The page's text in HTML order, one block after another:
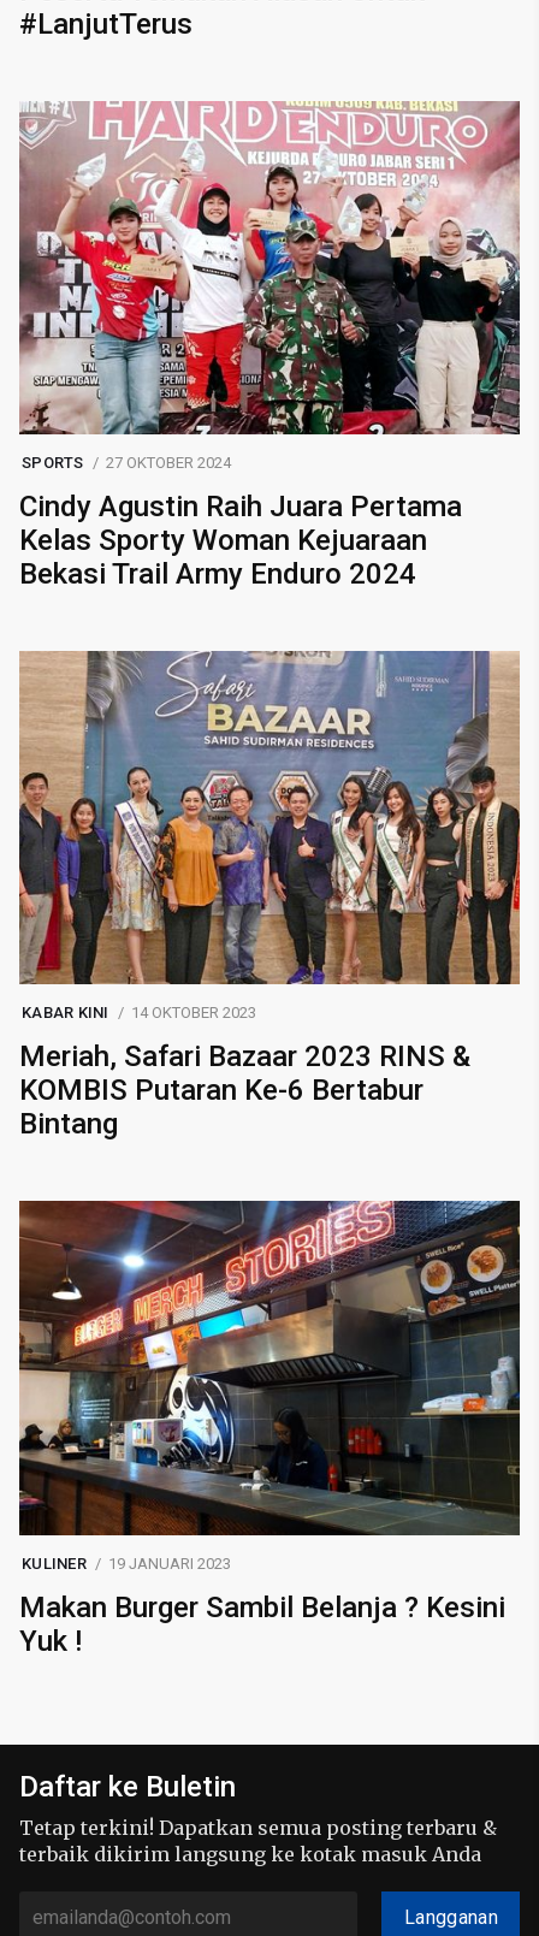
#LanjutTerus
SPORTS 27 OKTOBER 2024
Cindy Agustin Raih Juara Pertama
Kelas Sporty Woman Kejuaraan
Bekasi Trail Army Enduro 2024
KABAR KINI 14 OKTOBER 2023
Meriah, Safari Bazaar 2023 RINS &
KOMBIS Putaran Ke-6 Bertabur
Bintang
KULINER 19 JANUARI 2023
Makan Burger Sambil Belanja ? Kesini
Yuk !
Daftar ke Buletin
Tetap terkini! Dapatkan semua posting terbaru &
terbaik dikirim langsung ke kotak masuk Anda
Langganan